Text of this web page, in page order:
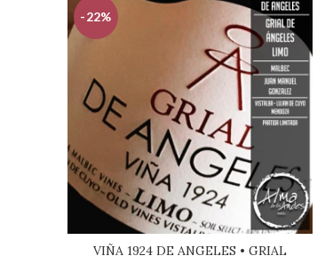
-22%
VIÑA 1924 DE ANGELES • GRIAL